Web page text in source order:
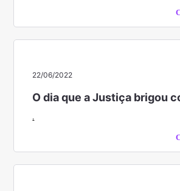
22/06/2022
O dia que a Justiça brigou
.